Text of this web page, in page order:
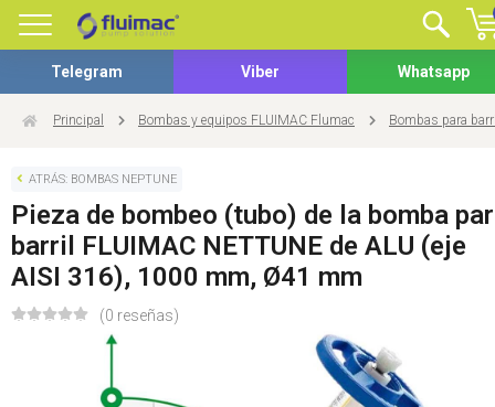
Telegram Viber Whatsapp
Principal Bombas y equipos FLUIMAC Flumac Bombas para
ATRÁS: BOMBAS NEPTUNE
Pieza de bombeo (tubo) de la bomba
barril FLUIMAC NETTUNE de ALU (eje
AISI 316), 1000 mm, Ø41 mm
(0 reseñas)